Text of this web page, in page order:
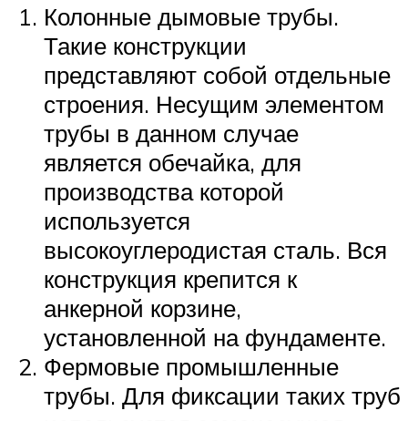
Колонные дымовые трубы.
Такие конструкции
представляют собой отдельные
строения. Несущим элементом
трубы в данном случае
является обечайка, для
производства которой
используется
высокоуглеродистая сталь. Вся
конструкция крепится к
анкерной корзине,
установленной на фундаменте.
Фермовые промышленные
трубы. Для фиксации таких труб